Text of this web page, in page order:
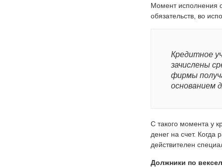
Момент исполнения
обязательств, во
Кредитное
зачислены
фирмы
основанием
С такого момента у
денег на счет. Когда
действителен
Должники по